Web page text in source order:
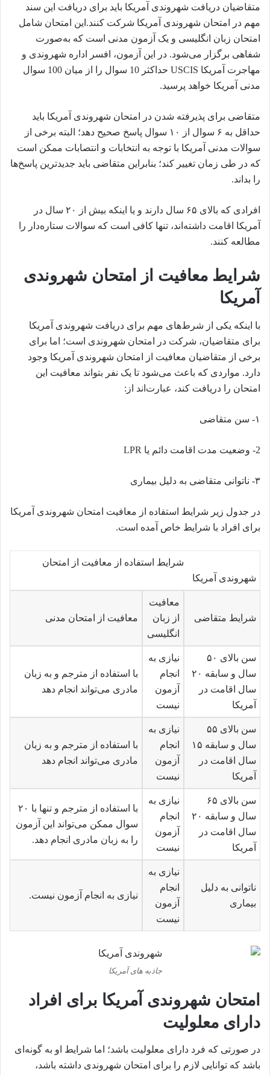
متقاضیان دریافت شهروندی آمریکا باید برای دریافت این سند
مهم در امتحان شهروندی آمریکا شرکت کنند.این امتحان شامل
امتحان زبان انگلیسی و یک آزمون مدنی است که به‌صورت
شفاهی برگزار می‌شود. در این آزمون، افسر اداره شهروندی و
مهاجرت آمریکا USCIS حداکثر 10 سوال را از میان 100 سوال
مدنی آمریکا خواهد پرسید.
متقاضی برای پذیرفته شدن در امتحان شهروندی آمریکا باید
حداقل به ۶ سوال از ۱۰ سوال پاسخ صحیح دهد؛ البته برخی از
سوالات مدنی آمریکا با توجه به انتخابات و انتصابات ممکن است
که در طی زمان تغییر کند؛ بنابراین متقاضی باید جدیدترین پاسخ‌ها
را بداند.
افرادی که بالای ۶۵ سال دارند و یا اینکه بیش از ۲۰ سال در
آمریکا اقامت داشته‌اند، تنها کافی است که سوالات ستاره‌دار را
مطالعه کنند.
شرایط معافیت از امتحان شهروندی
آمریکا
با اینکه یکی از شرط‌های مهم برای دریافت شهروندی آمریکا
برای متقاضیان، شرکت در امتحان شهروندی است؛ اما برای
برخی از متقاضیان معافیت از امتحان شهروندی آمریکا وجود
دارد. مواردی که باعث می‌شود تا یک نفر بتواند معافیت این
امتحان را دریافت کند، عبارت‌اند از:
۱- سن متقاضی
2- وضعیت مدت اقامت دائم یا LPR
۳- ناتوانی متقاضی به دلیل بیماری
در جدول زیر شرایط استفاده از معافیت امتحان شهروندی آمریکا
برای افراد با شرایط خاص آمده است.
شرایط استفاده از معافیت از امتحان
شهروندی آمریکا
شرایط متقاضی
معافیت
از زبان
انگلیسی
معافیت از امتحان مدنی
سن بالای ۵۰
سال و سابقه ۲۰
سال اقامت در
آمریکا
نیازی به
انجام
آزمون
نیست
با استفاده از مترجم و به زبان
مادری می‌تواند انجام دهد
سن بالای ۵۵
سال و سابقه ۱۵
سال اقامت در
آمریکا
نیازی به
انجام
آزمون
نیست
با استفاده از مترجم و به زبان
مادری می‌تواند انجام دهد
سن بالای ۶۵
سال و سابقه ۲۰
سال اقامت در
آمریکا
نیازی به
انجام
آزمون
نیست
با استفاده از مترجم و تنها با ۲۰
سوال ممکن می‌تواند این آزمون
را به زبان مادری انجام دهد.
ناتوانی به دلیل
بیماری
نیازی به
انجام
آزمون
نیست
نیازی به انجام آزمون نیست.
جاذبه های آمریکا
امتحان شهروندی آمریکا برای افراد
دارای معلولیت
در صورتی که فرد دارای معلولیت باشد؛ اما شرایط او به گونه‌ای
باشد که توانایی لازم را برای امتحان شهروندی داشته باشد،